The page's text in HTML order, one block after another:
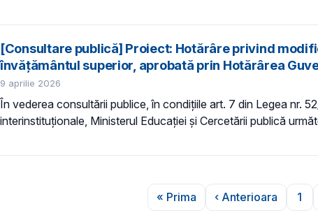
[Consultare publică] Proiect: Hotărâre privind
învățământul superior, aprobată prin Hotărârea
9 aprilie 2026
În vederea consultării publice, în condiţiile art. 7 din Legea nr.
interinstituționale, Ministerul Educaţiei și Cercetării publică
Prima pagină
« Prima
Pagina
‹ Anterioara 1